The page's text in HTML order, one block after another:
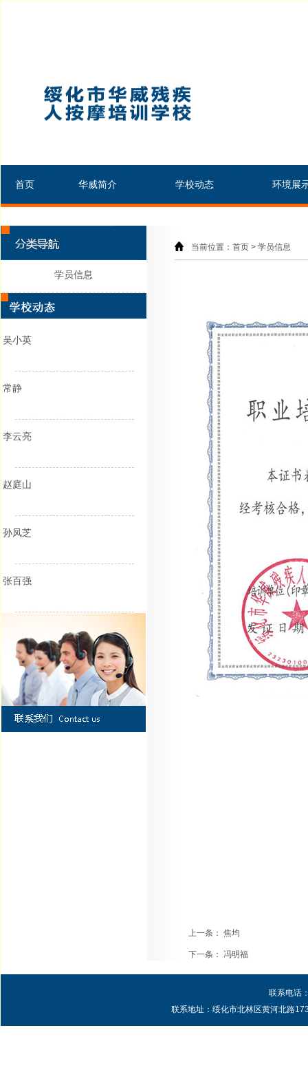
首页 华威简介 学校动态 环境展
学员信息
吴小英
常静
李云亮
赵庭山
孙凤芝
张百强
当前位置：首页 > 学员信息
上一条： 焦均
下一条： 冯明福
联系电话
联系地址：绥化市北林区黄河北路